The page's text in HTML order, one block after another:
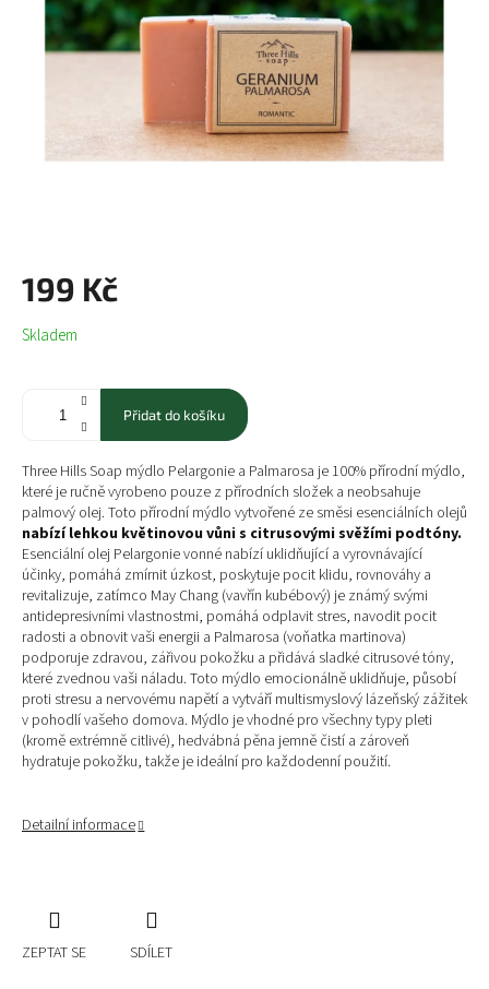
199 Kč
Měrná
cena:
Skladem
Přidat do košíku
Three Hills Soap mýdlo Pelargonie a Palmarosa je 100% přírodní mýdlo,
které je ručně vyrobeno pouze z přírodních složek a neobsahuje
palmový olej. Toto přírodní mýdlo vytvořené ze směsi esenciálních olejů
nabízí lehkou květinovou vůni s citrusovými svěžími podtóny.
Esenciální olej Pelargonie vonné nabízí uklidňující a vyrovnávající
účinky, pomáhá zmírnit úzkost, poskytuje pocit klidu, rovnováhy a
revitalizuje, zatímco May Chang (vavřín kubébový) je známý svými
antidepresivními vlastnostmi, pomáhá odplavit stres, navodit pocit
radosti a obnovit vaši energii a Palmarosa (voňatka martinova)
podporuje zdravou, zářivou pokožku a přidává sladké citrusové tóny,
které zvednou vaši náladu. Toto mýdlo emocionálně uklidňuje, působí
proti stresu a nervovému napětí a vytváří multismyslový lázeňský zážitek
v pohodlí vašeho domova. Mýdlo je vhodné pro všechny typy pleti
(kromě extrémně citlivé), hedvábná pěna jemně čistí a zároveň
hydratuje pokožku, takže je ideální pro každodenní použití.
Detailní informace
ZEPTAT SE SDÍLET